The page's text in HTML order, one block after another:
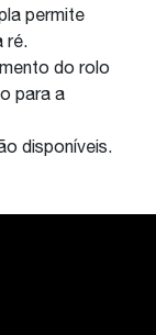
permite
ré.
do rolo
para a
disponíveis.